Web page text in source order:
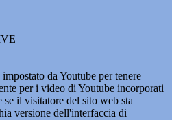
da Youtube per tenere
per i video di Youtube incorporati
se il visitatore del sito web sta
versione dell'interfaccia di